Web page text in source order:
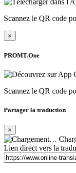
Scannez le QR code
×
PROMT.One
Scannez le QR code
Partager la traduction
×
Lien direct vers la